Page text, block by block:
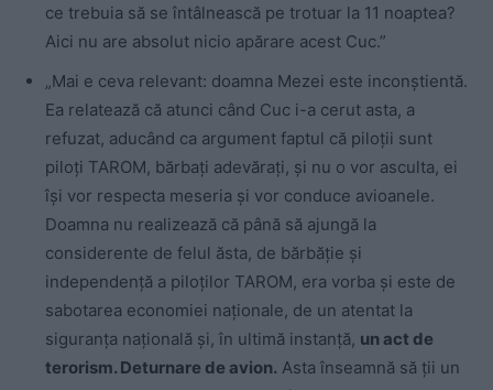
ce trebuia să se întâlnească pe trotuar la 11 noaptea?
Aici nu are absolut nicio apărare acest Cuc.”
„Mai e ceva relevant: doamna Mezei este inconştientă.
Ea relatează că atunci când Cuc i-a cerut asta, a
refuzat, aducând ca argument faptul că piloţii sunt
piloţi TAROM, bărbaţi adevăraţi, şi nu o vor asculta, ei
îşi vor respecta meseria şi vor conduce avioanele.
Doamna nu realizează că până să ajungă la
considerente de felul ăsta, de bărbăţie şi
independenţă a piloţilor TAROM, era vorba şi este de
sabotarea economiei naţionale, de un atentat la
siguranţa naţională şi, în ultimă instanţă, un act de
terorism. Deturnare de avion. Asta înseamnă să ţii un